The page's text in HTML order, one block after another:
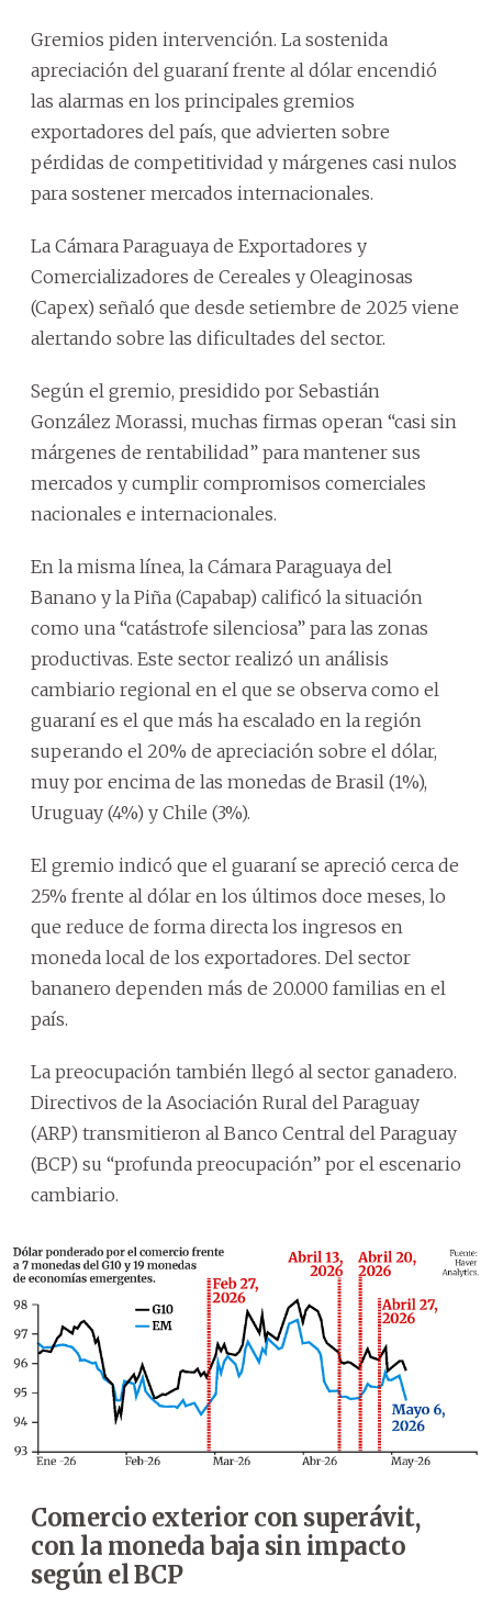
Gremios piden intervención. La sostenida
apreciación del guaraní frente al dólar encendió
las alarmas en los principales gremios
exportadores del país, que advierten sobre
pérdidas de competitividad y márgenes casi nulos
para sostener mercados internacionales.
La Cámara Paraguaya de Exportadores y
Comercializadores de Cereales y Oleaginosas
(Capex) señaló que desde setiembre de 2025 viene
alertando sobre las dificultades del sector.
Según el gremio, presidido por Sebastián
González Morassi, muchas firmas operan “casi sin
márgenes de rentabilidad” para mantener sus
mercados y cumplir compromisos comerciales
nacionales e internacionales.
En la misma línea, la Cámara Paraguaya del
Banano y la Piña (Capabap) calificó la situación
como una “catástrofe silenciosa” para las zonas
productivas. Este sector realizó un análisis
cambiario regional en el que se observa como el
guaraní es el que más ha escalado en la región
superando el 20% de apreciación sobre el dólar,
muy por encima de las monedas de Brasil (1%),
Uruguay (4%) y Chile (3%).
El gremio indicó que el guaraní se apreció cerca de
25% frente al dólar en los últimos doce meses, lo
que reduce de forma directa los ingresos en
moneda local de los exportadores. Del sector
bananero dependen más de 20.000 familias en el
país.
La preocupación también llegó al sector ganadero.
Directivos de la Asociación Rural del Paraguay
(ARP) transmitieron al Banco Central del Paraguay
(BCP) su “profunda preocupación” por el escenario
cambiario.
Comercio exterior con superávit,
con la moneda baja sin impacto
según el BCP